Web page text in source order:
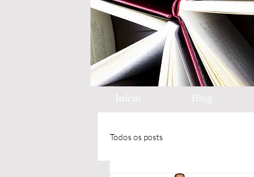
Início Blog
Todos os posts